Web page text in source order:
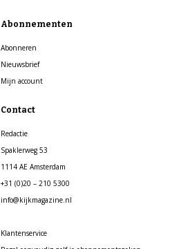
Abonnementen
Abonneren
Nieuwsbrief
Mijn account
Contact
Redactie
Spaklerweg 53
1114 AE Amsterdam
+31 (0)20 – 210 5300
info@kijkmagazine.nl
Klantenservice